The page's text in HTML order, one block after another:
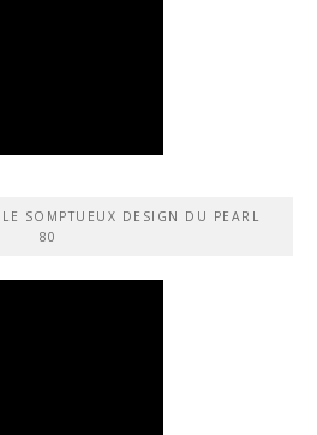
SOMPTUEUX DESIGN DU PEARL
80